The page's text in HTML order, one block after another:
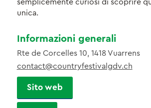
unica.
Informazioni generali
Rte de Corcelles 10, 1418 Vuarrens
contact@countryfestivalgdv.ch
Sito web